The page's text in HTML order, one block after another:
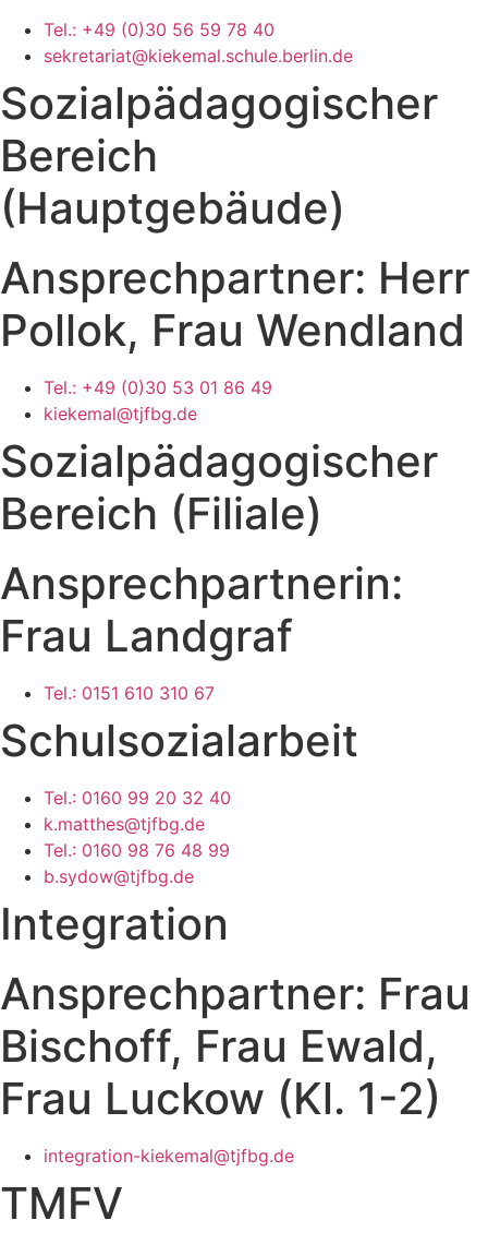
Tel.: +49 (0)30 56 59 78 40
sekretariat@kiekemal.schule.berlin.de
Sozialpädagogischer
Bereich
(Hauptgebäude)
Ansprechpartner: Herr
Pollok, Frau Wendland
Tel.: +49 (0)30 53 01 86 49
kiekemal@tjfbg.de
Sozialpädagogischer
Bereich (Filiale)
Ansprechpartnerin:
Frau Landgraf
Tel.: 0151 610 310 67
Schulsozialarbeit
Tel.: 0160 99 20 32 40
k.matthes@tjfbg.de
Tel.: 0160 98 76 48 99
b.sydow@tjfbg.de
Integration
Ansprechpartner: Frau
Bischoff, Frau Ewald,
Frau Luckow (Kl. 1-2)
integration-kiekemal@tjfbg.de
TMFV